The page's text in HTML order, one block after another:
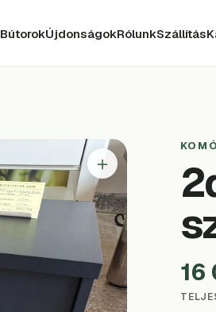
BútorokÚjdonságokRólunkSzállítás
＋
16